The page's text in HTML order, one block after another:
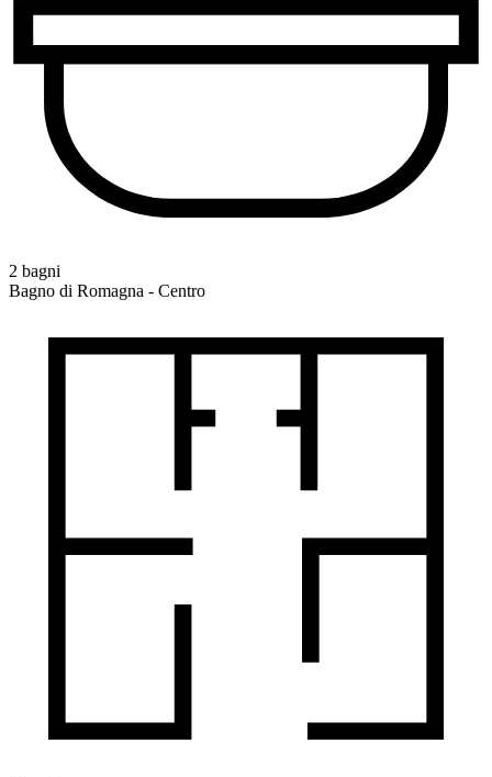
2 bagni
Bagno di Romagna - Centro